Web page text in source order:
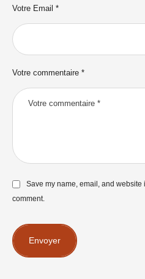
Votre commentaire *
Votre Email *
Save my name, email, and website
comment.
Envoyer